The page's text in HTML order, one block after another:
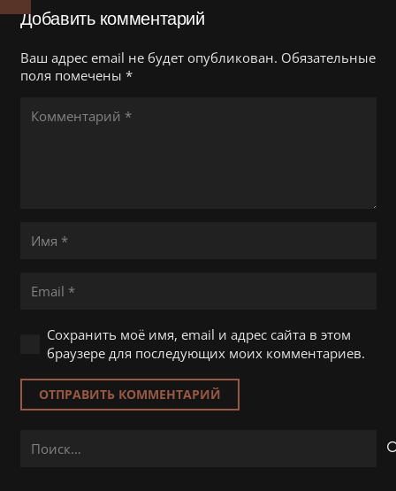
Добавить комментарий
Ваш адрес email не будет опубликован. Обязательные
поля помечены *
Сохранить моё имя, email и адрес сайта в этом
браузере для последующих моих комментариев.
ОТПРАВИТЬ КОММЕНТАРИЙ